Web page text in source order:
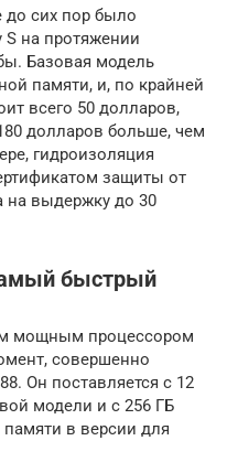
до сих пор было
на протяжении
Базовая модель
памяти, и, по крайней
всего 50 долларов,
долларов больше, чем
гидроизоляция
защиты от
на выдержку до 30
быстрый
мощным процессором
совершенно
Он поставляется с 12
модели и с 256 ГБ
в версии для